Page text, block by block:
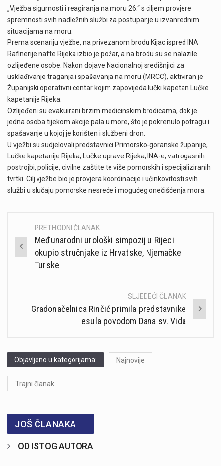
„Vježba sigurnosti i reagiranja na moru 26.“ s ciljem provjere
spremnosti svih nadležnih službi za postupanje u izvanrednim
situacijama na moru.
Prema scenariju vježbe, na privezanom brodu Kijac ispred INA
Rafinerije nafte Rijeka izbio je požar, a na brodu su se nalazile
ozlijeđene osobe. Nakon dojave Nacionalnoj središnjici za
usklađivanje traganja i spašavanja na moru (MRCC), aktiviran je
Županijski operativni centar kojim zapovijeda lučki kapetan Lučke
kapetanije Rijeka.
Ozlijeđeni su evakuirani brzim medicinskim brodicama, dok je
jedna osoba tijekom akcije pala u more, što je pokrenulo potragu i
spašavanje u kojoj je korišten i službeni dron.
U vježbi su sudjelovali predstavnici Primorsko-goranske županije,
Lučke kapetanije Rijeka, Lučke uprave Rijeka, INA-e, vatrogasnih
postrojbi, policije, civilne zaštite te više pomorskih i specijaliziranih
tvrtki. Cilj vježbe bio je provjera koordinacije i učinkovitosti svih
službi u slučaju pomorske nesreće i mogućeg onečišćenja mora.
Post
navigation
PRETHODNI ČLANAK
Međunarodni urološki simpozij u Rijeci
okupio stručnjake iz Hrvatske, Njemačke i
Turske
SLJEDEĆI ČLANAK
Gradonačelnica Rinčić primila predstavnike
esula povodom Dana sv. Vida
Objavljeno u kategorijama: Najnovije
Trajni članak
JOŠ ČLANAKA
OD ISTOG AUTORA